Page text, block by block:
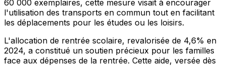
60 000 exemplaires, cette mesure visait à encourager
l'utilisation des transports en commun tout en facilitant
les déplacements pour les études ou les loisirs.
L'allocation de rentrée scolaire, revalorisée de 4,6% en
2024, a constitué un soutien précieux pour les familles
face aux dépenses de la rentrée. Cette aide, versée dès